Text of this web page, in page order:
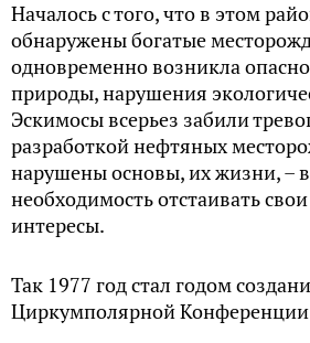
Началось с того, что в этом
обнаружены богатые
одновременно возникла
природы, нарушения
Эскимосы всерьез забили
разработкой нефтяных
нарушены основы, их жизни, –
необходимость отстаивать
интересы.
Так 1977 год стал годом
Циркумполярной